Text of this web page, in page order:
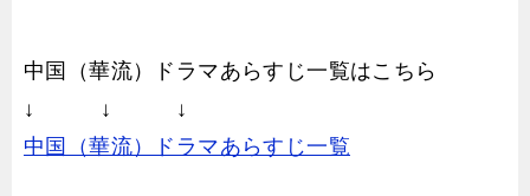
中国（華流）ドラマあらすじ一覧はこちら
↓ ↓ ↓
中国（華流）ドラマあらすじ一覧